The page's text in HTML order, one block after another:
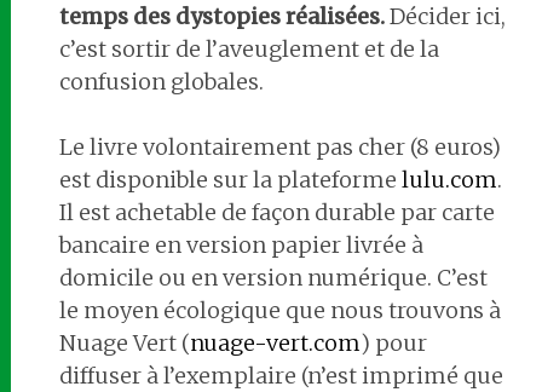
temps des dystopies réalisées.Décider ici,
c’est sortir de l’aveuglement et de la
confusion globales.
Le livre volontairement pas cher (8 euros)
est disponible sur la plateforme lulu.com.
Il est achetable de façon durable par carte
bancaire en version papier livrée à
domicile ou en version numérique. C’est
le moyen écologique que nous trouvons à
Nuage Vert (nuage-vert.com) pour
diffuser à l’exemplaire (n’est imprimé que